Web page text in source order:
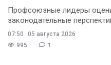
Профсоюзные лидеры
законодательные
07:50
05 августа 2026
995
1